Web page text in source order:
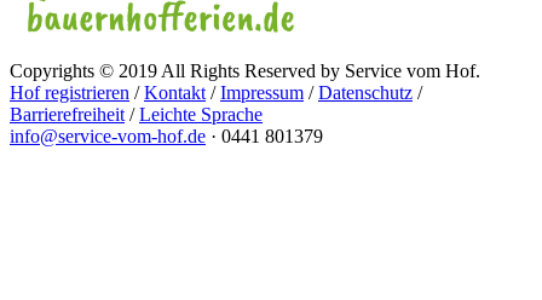
Copyrights © 2019 All Rights Reserved by Service vom Hof.
Hof registrieren /Kontakt /Impressum /Datenschutz /
Barrierefreiheit /Leichte Sprache
info@service-vom-hof.de · 0441 801379